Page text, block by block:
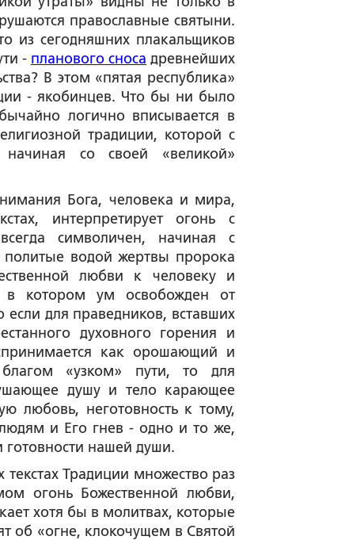
православные святыни.
из сегодняшних плакальщиков
- планового сноса древнейших
В этом «пятая республика»
- якобинцев. Что бы ни было
логично вписывается в
традиции, которой с
начиная со своей «великой»
Бога, человека и мира,
интерпретирует огонь с
символичен, начиная с
водой жертвы пророка
любви к человеку и
в котором ум освобожден от
если для праведников, вставших
духовного горения и
как орошающий и
«узком» пути, то для
душу и тело карающее
любовь, неготовность к тому,
и Его гнев - одно и то же,
готовности нашей души.
Традиции множество раз
огонь Божественной любви,
хотя бы в молитвах, которые
об «огне, клокочущем в Святой